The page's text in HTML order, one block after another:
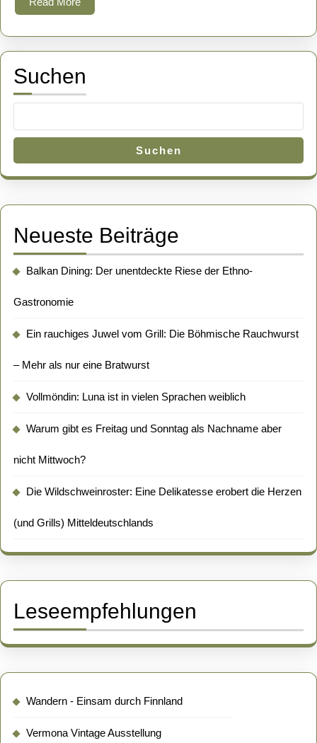
und
More
Suchen
Suchen
Neueste Beiträge
Balkan Dining: Der unentdeckte Riese der Ethno-
Gastronomie
Ein rauchiges Juwel vom Grill: Die Böhmische Rauchwurst
– Mehr als nur eine Bratwurst
Vollmöndin: Luna ist in vielen Sprachen weiblich
Warum gibt es Freitag und Sonntag als Nachname aber
nicht Mittwoch?
Die Wildschweinroster: Eine Delikatesse erobert die Herzen
(und Grills) Mitteldeutschlands
Leseempfehlungen
Wandern - Einsam durch Finnland
Vermona Vintage Ausstellung